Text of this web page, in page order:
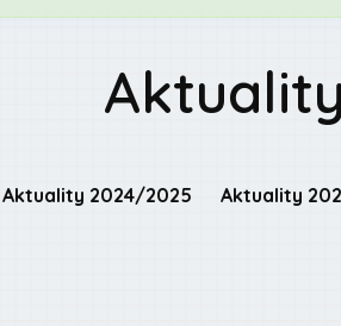
Aktuality
Aktuality 2024/2025 Aktuality